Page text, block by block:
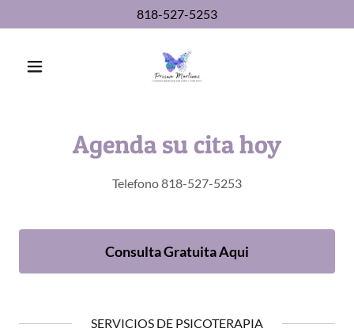
818-527-5253
Agenda su cita hoy
Telefono 818-527-5253
Consulta Gratuita Aqui
SERVICIOS DE PSICOTERAPIA